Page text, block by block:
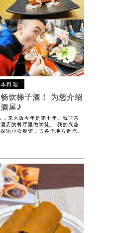
料理
饮梯子酒！ 为您介绍
屋♪
来大阪今年是第七年。我非常
店的餐厅里做学徒。 我的兴趣
访小众餐馆，去各个地方逛吃。